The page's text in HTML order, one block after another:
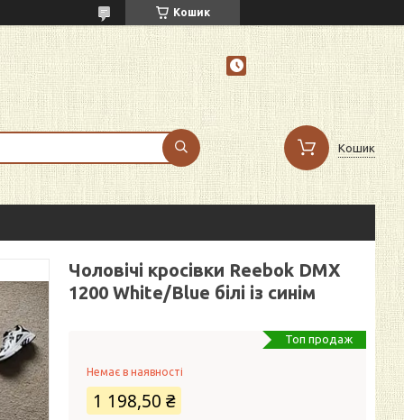
Кошик
Кошик
Чоловічі кросівки Reebok DMX
1200 White/Blue білі із синім
Топ продаж
Немає в наявності
1 198,50 ₴